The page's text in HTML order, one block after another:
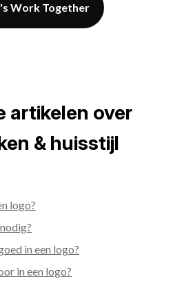
Work Together
artikelen over
& huisstijl
logo?
in een logo?
in een logo?